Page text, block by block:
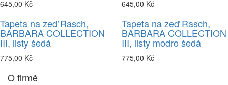
645,00 Kč 645,00 Kč
Tapeta na zeď Rasch,
BARBARA COLLECTION
III, listy šedá
775,00 Kč
Tapeta na zeď Rasch,
BARBARA COLLECTION
III, listy modro šedá
775,00 Kč
O firmě